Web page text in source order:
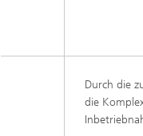
Durch die
die